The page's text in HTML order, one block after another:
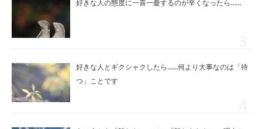
好きな人の態度に一喜一憂するのが辛くなったら……
好きな人とギクシャクしたら……何より大事なのは「待
つ」ことです